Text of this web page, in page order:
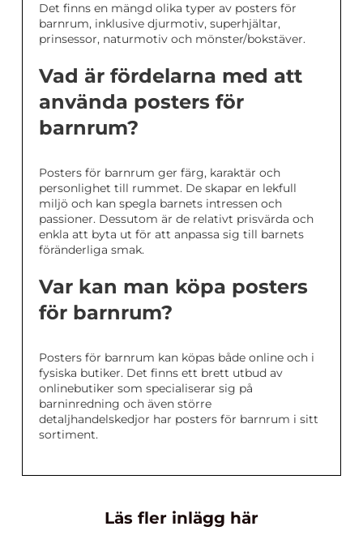
Det finns en mängd olika typer av posters för
barnrum, inklusive djurmotiv, superhjältar,
prinsessor, naturmotiv och mönster/bokstäver.
Vad är fördelarna med att
använda posters för
barnrum?
Posters för barnrum ger färg, karaktär och
personlighet till rummet. De skapar en lekfull
miljö och kan spegla barnets intressen och
passioner. Dessutom är de relativt prisvärda och
enkla att byta ut för att anpassa sig till barnets
föränderliga smak.
Var kan man köpa posters
för barnrum?
Posters för barnrum kan köpas både online och i
fysiska butiker. Det finns ett brett utbud av
onlinebutiker som specialiserar sig på
barninredning och även större
detaljhandelskedjor har posters för barnrum i sitt
sortiment.
Läs fler inlägg här